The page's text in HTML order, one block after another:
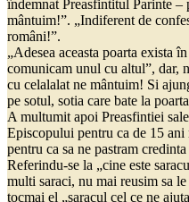
îndemnat Preasfintitul Parinte
mântuim!”. „Indiferent de
români!”.
„Adesea aceasta poarta exista
comunicam unul cu altul”, dar,
cu celalalat ne mântuim! Si
pe sotul, sotia care bate la
A multumit apoi Preasfintiei
Episcopului pentru ca de 15 ani
pentru ca sa ne pastram
Referindu-se la „cine este
multi saraci, nu mai reusim sa
tocmai el „saracul cel ce ne